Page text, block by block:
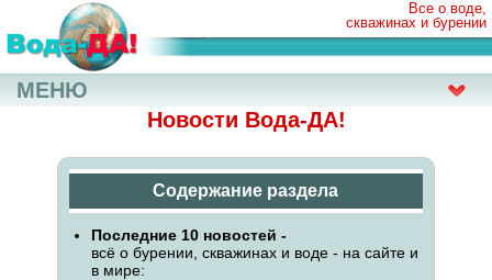
Все о воде,
скважинах и бурении
Новости Вода-ДА!
Содержание раздела
Последние 10 новостей -
всё о бурении, скважинах и воде - на сайте и
в мире:
МЕНЮ